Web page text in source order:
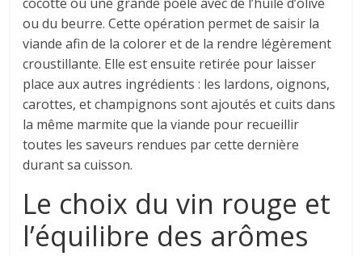
ou du beurre. Cette opération permet de saisir la
viande afin de la colorer et de la rendre légèrement
croustillante. Elle est ensuite retirée pour laisser
place aux autres ingrédients : les lardons, oignons,
carottes, et champignons sont ajoutés et cuits dans
la même marmite que la viande pour recueillir
toutes les saveurs rendues par cette dernière
durant sa cuisson.
Le choix du vin rouge et
l’équilibre des arômes